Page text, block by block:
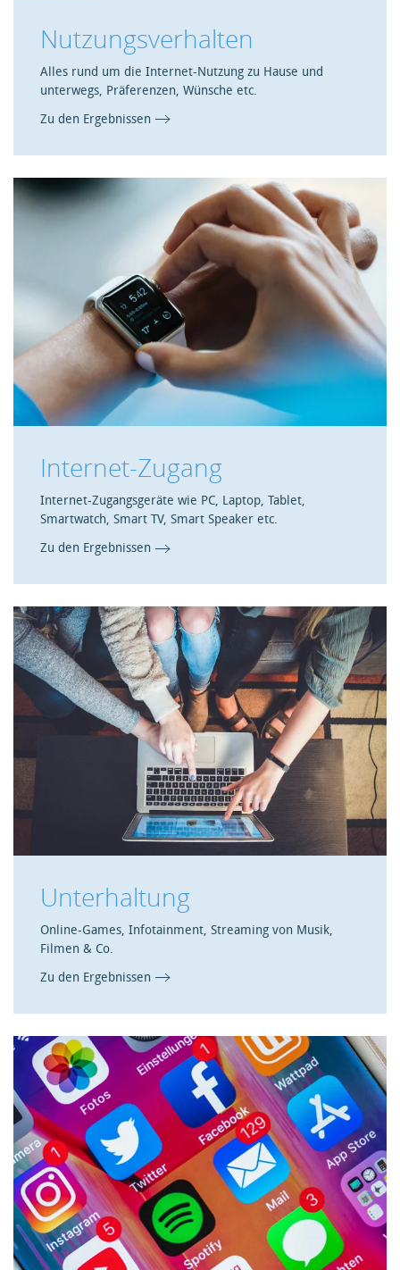
Nutzungsverhalten
Alles rund um die Internet-Nutzung zu Hause und
unterwegs, Präferenzen, Wünsche etc.
Zu den Ergebnissen
Internet-Zugang
Internet-Zugangsgeräte wie PC, Laptop, Tablet,
Smartwatch, Smart TV, Smart Speaker etc.
Zu den Ergebnissen
Unterhaltung
Online-Games, Infotainment, Streaming von Musik,
Filmen & Co.
Zu den Ergebnissen